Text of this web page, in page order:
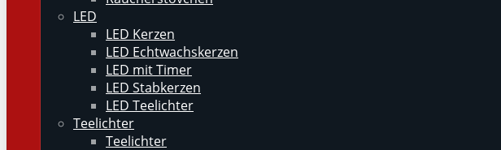
LED
LED Kerzen
LED Echtwachskerzen
LED mit Timer
LED Stabkerzen
LED Teelichter
Teelichter
Teelichter